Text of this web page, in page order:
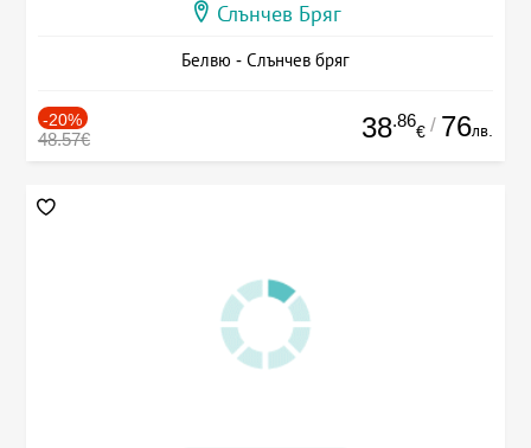
Слънчев Бряг
Белвю - Слънчев бряг
-20%
48.57€ 38.86
€ / 76лв.